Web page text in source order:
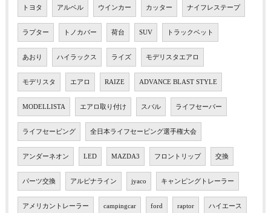
トヨタ アルベル ウインカー カッター ナイフレステープ
ラプター トノカバー 荷台 SUV トラックベット
あおり ハイラックス ライズ モデリスタエアロ
モデリスタ エアロ RAIZE ADVANCE BLAST STYLE
MODELLISTA エアロ取り付け スバル ライフセーバー
ライフセービング 全日本ライフセービング選手権大会
アンダーネオン LED MAZDA3 フロントリップ 交換
パーツ交換 アルピナライン jyaco キャンピングトレーラー
アメリカントレーラー campingcar ford raptor ハイエース